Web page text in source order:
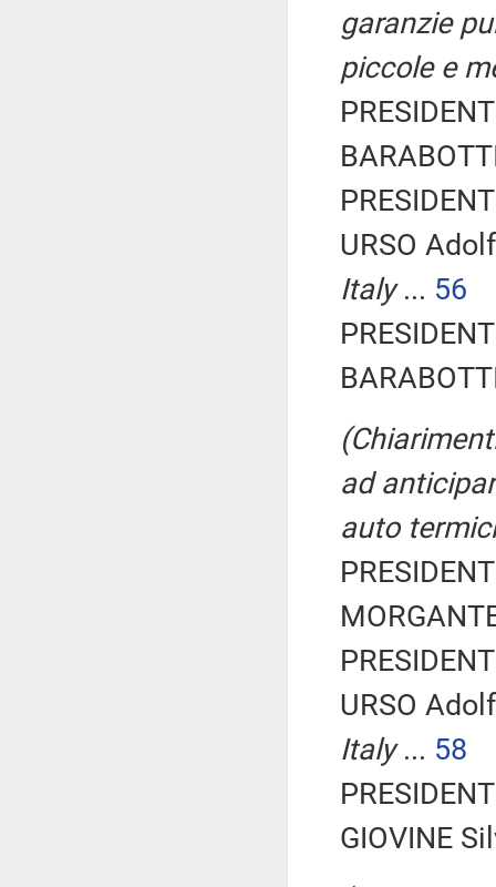
garanzie
piccole e
URSO
Italy... 56
ad
auto
URSO
Italy... 58
GIOVINE